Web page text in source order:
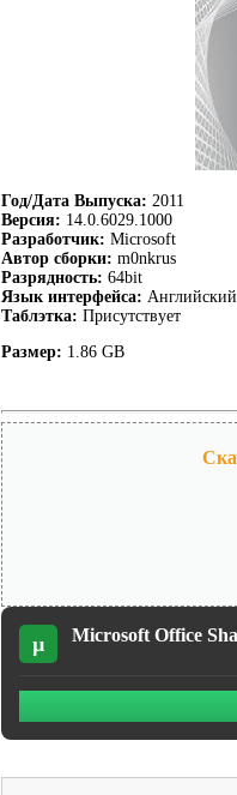
Год/Дата Выпуска: 2011
Версия: 14.0.6029.1000
Разработчик: Microsoft
Автор сборки: m0nkrus
Разрядность: 64bit
Язык интерфейса:
Таблэтка: Присутствует
Размер: 1.86 GB
µ Microsoft Office